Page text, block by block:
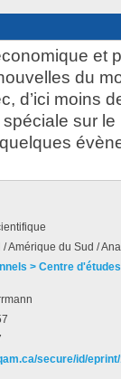
et
du
d’ici moins
sur
Amérique du Sud /
> Centre
secure/id/